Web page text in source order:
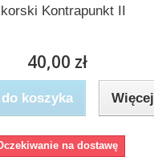
Kontrapunkt II
40,00 zł
koszyka Więcej
na dostawę